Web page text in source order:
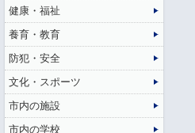
健康・福祉
養育・教育
防犯・安全
文化・スポーツ
市内の施設
市内の学校